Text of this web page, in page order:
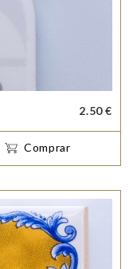
2.50 €
Comprar